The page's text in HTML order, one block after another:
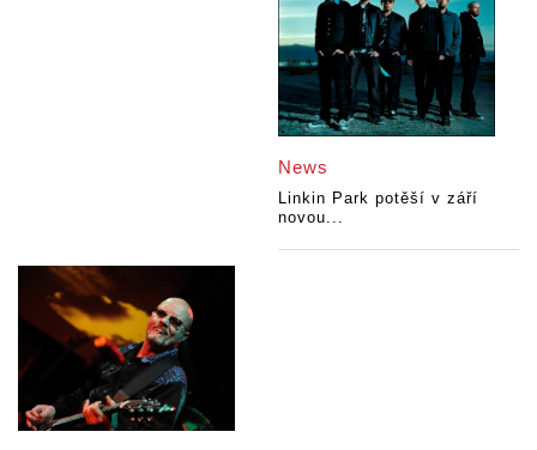
News
Linkin Park potěší v září
novou...